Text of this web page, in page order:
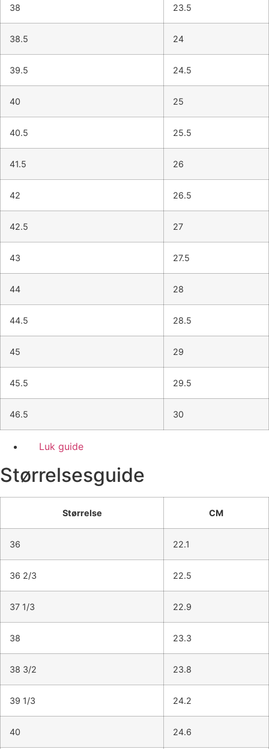
38 23.5
38.5 24
39.5 24.5
40 25
40.5 25.5
41.5 26
42 26.5
42.5 27
43 27.5
44 28
44.5 28.5
45 29
45.5 29.5
46.5 30
Luk guide
Størrelsesguide
Størrelse CM
36 22.1
36 2/3 22.5
37 1/3 22.9
38 23.3
38 3/2 23.8
39 1/3 24.2
40 24.6